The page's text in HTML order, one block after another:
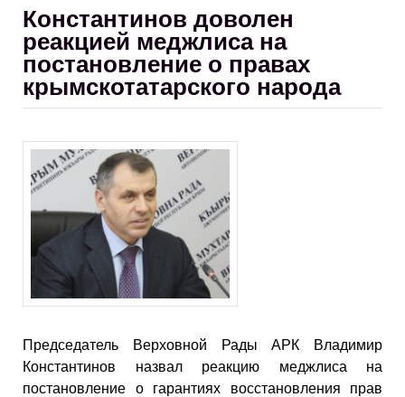
Константинов доволен
реакцией меджлиса на
постановление о правах
крымскотатарского народа
Председатель Верховной Рады АРК Владимир
Константинов назвал реакцию меджлиса на
постановление о гарантиях восстановления прав